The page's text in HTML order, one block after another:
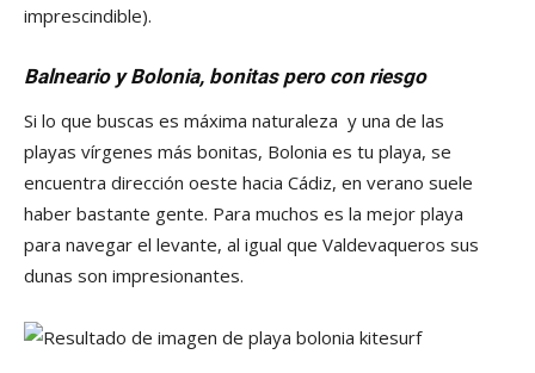
imprescindible).
Balneario y Bolonia, bonitas pero con riesgo
Si lo que buscas es máxima naturaleza y una de las
playas vírgenes más bonitas, Bolonia es tu playa, se
encuentra dirección oeste hacia Cádiz, en verano suele
haber bastante gente. Para muchos es la mejor playa
para navegar el levante, al igual que Valdevaqueros sus
dunas son impresionantes.